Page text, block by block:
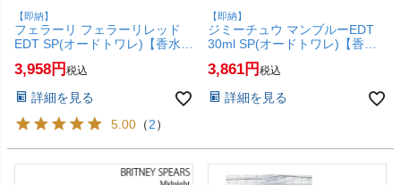
【即納】
フェラーリ フェラーリレッド
EDT SP(オードトワレ)【香水】
125ml【SBT】 (6045333)
3,958 税込
詳細を見る
5.00 （2）
【即納】
ジミーチュウ マンブルーEDT
30ml SP(オードトワレ)【香
水】【メンズ】【SBT】
(6044496)
3,861 税込
詳細を見る